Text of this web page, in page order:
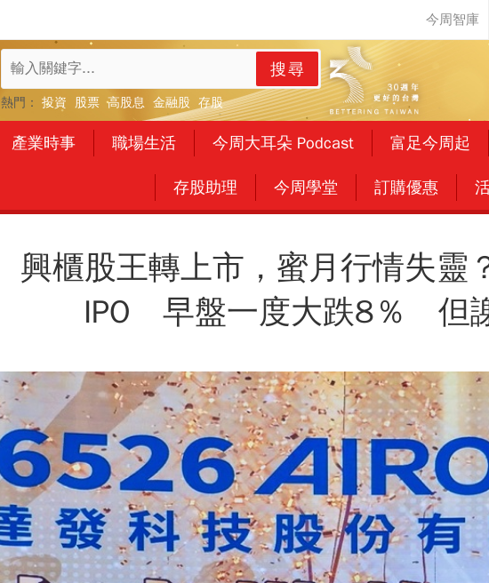
搜尋
熱門： 投資 股票 高股息 金融股 存股
產業時事 職場生活 今周大耳朵 Podcast 富足今周起
存股助理 今周學堂 訂購優惠
興櫃股王轉上市，蜜月行情失靈
IPO 早盤一度大跌8％ 但